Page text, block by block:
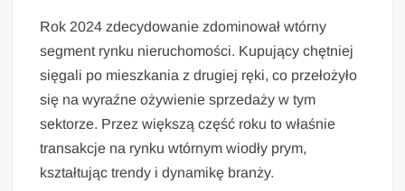
Rok 2024 zdecydowanie zdominował wtórny
segment rynku nieruchomości. Kupujący chętniej
sięgali po mieszkania z drugiej ręki, co przełożyło
się na wyraźne ożywienie sprzedaży w tym
sektorze. Przez większą część roku to właśnie
transakcje na rynku wtórnym wiodły prym,
kształtując trendy i dynamikę branży.